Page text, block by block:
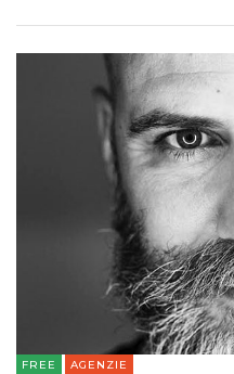
FREE AGENZIE